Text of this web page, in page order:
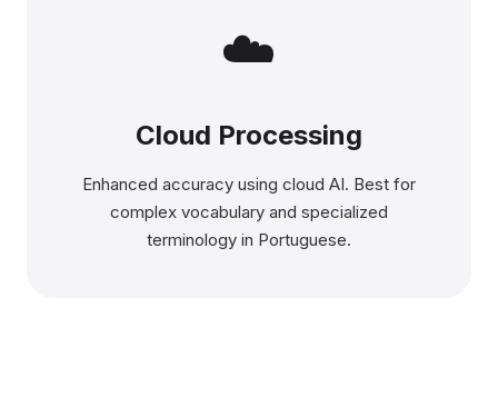
☁️
Cloud Processing
Enhanced accuracy using cloud AI. Best for
complex vocabulary and specialized
terminology in Portuguese.